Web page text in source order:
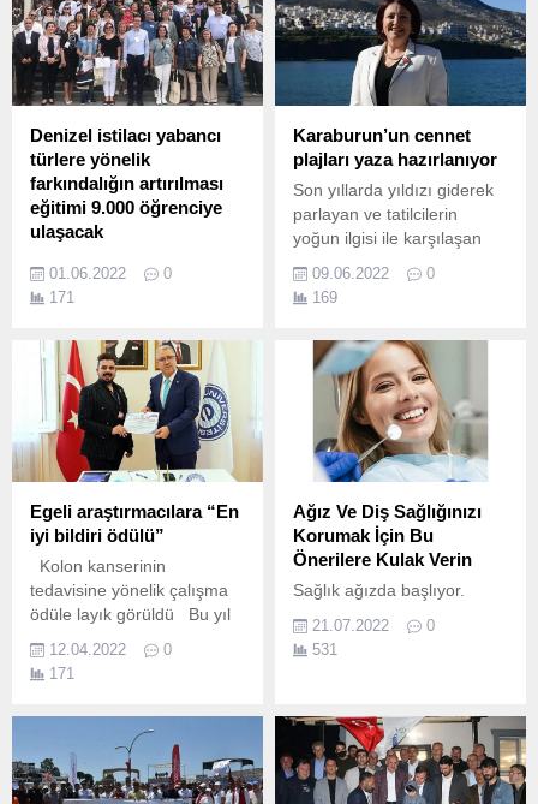
Denizel istilacı yabancı
türlere yönelik
farkındalığın artırılması
eğitimi 9.000 öğrenciye
ulaşacak
UNDP’nin yeni girişimi,
denizel istilacı yabancı tür
artırılması için ilk ve
ortaokul düzeyinde ders
planları hazırlanmasına
destek verecek.
01.06.2022
0
171
Karaburun’un cennet
plajları yaza hazırlanıyor
Son yıllarda yıldızı giderek
parlayan ve tatilcilerin
yoğun ilgisi ile karşılaşan
ve Belediyeye ait plaj
tesisleri yaz sezonuna
09.06.2022
0
169
Egeli araştırmacılara “En
iyi bildiri ödülü”
Kolon kanserinin
tedavisine yönelik çalışma
ödüle layık görüldü Bu yıl
Hematoloji Onkoloji
Konkgresi”nde Ege
araştırmacılarının çalışması
“En İyi Bildiri” ödülünü aldı.
12.04.2022
0
171
Ağız Ve Diş Sağlığınızı
Korumak İçin Bu
Önerilere Kulak Verin
Sağlık ağızda başlıyor.
21.07.2022
0
531